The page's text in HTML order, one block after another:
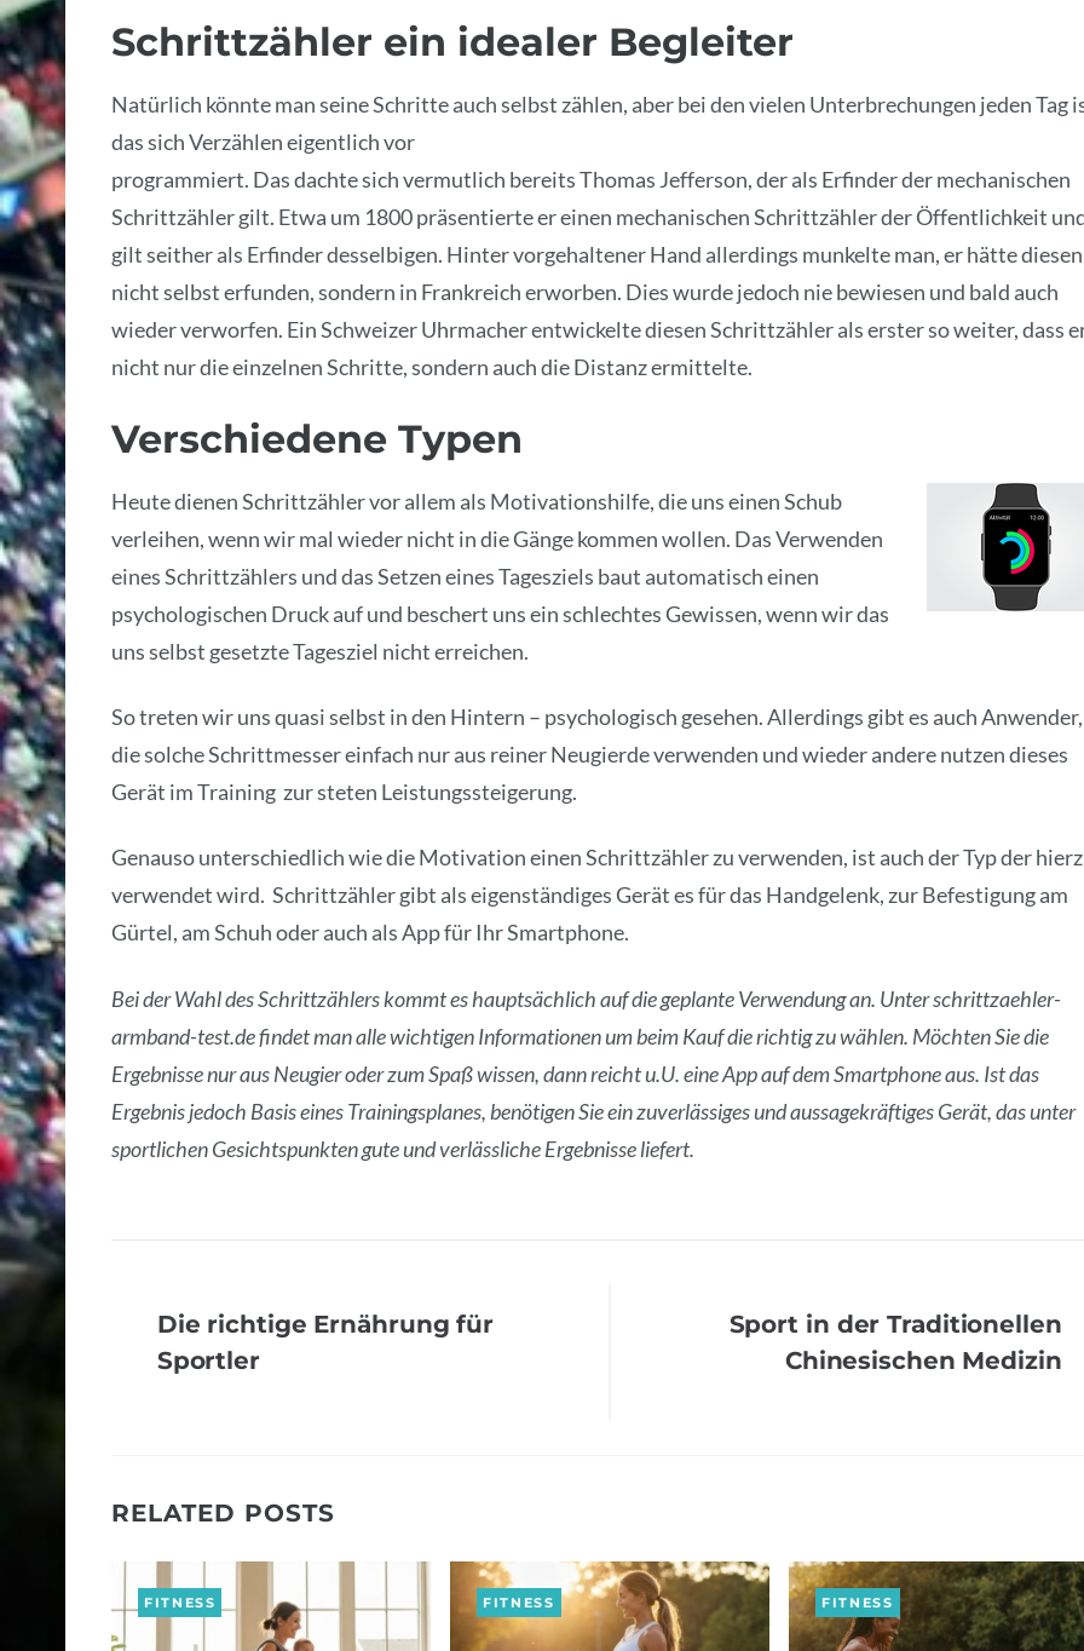
Schrittzähler ein idealer Begleiter
Natürlich könnte man seine Schritte auch selbst zählen, aber bei den vielen Unterbrechungen jeden Tag
das sich Verzählen eigentlich vor
programmiert. Das dachte sich vermutlich bereits Thomas Jefferson, der als Erfinder der mechanischen
Schrittzähler gilt. Etwa um 1800 präsentierte er einen mechanischen Schrittzähler der Öffentlichkeit
gilt seither als Erfinder desselbigen. Hinter vorgehaltener Hand allerdings munkelte man, er hätte diesen
nicht selbst erfunden, sondern in Frankreich erworben. Dies wurde jedoch nie bewiesen und bald auch
wieder verworfen. Ein Schweizer Uhrmacher entwickelte diesen Schrittzähler als erster so weiter, dass
nicht nur die einzelnen Schritte, sondern auch die Distanz ermittelte.
Verschiedene Typen
Heute dienen Schrittzähler vor allem als Motivationshilfe, die uns einen Schub
verleihen, wenn wir mal wieder nicht in die Gänge kommen wollen. Das Verwenden
eines Schrittzählers und das Setzen eines Tagesziels baut automatisch einen
psychologischen Druck auf und beschert uns ein schlechtes Gewissen, wenn wir das
uns selbst gesetzte Tagesziel nicht erreichen.
So treten wir uns quasi selbst in den Hintern – psychologisch gesehen. Allerdings gibt es auch Anwender,
die solche Schrittmesser einfach nur aus reiner Neugierde verwenden und wieder andere nutzen dieses
Gerät im Training zur steten Leistungssteigerung.
Genauso unterschiedlich wie die Motivation einen Schrittzähler zu verwenden, ist auch der Typ der
verwendet wird. Schrittzähler gibt als eigenständiges Gerät es für das Handgelenk, zur Befestigung am
Gürtel, am Schuh oder auch als App für Ihr Smartphone.
Bei der Wahl des Schrittzählers kommt es hauptsächlich auf die geplante Verwendung an. Unter schrittzaehler-
armband-test.de findet man alle wichtigen Informationen um beim Kauf die richtig zu wählen. Möchten Sie die
Ergebnisse nur aus Neugier oder zum Spaß wissen, dann reicht u.U. eine App auf dem Smartphone aus. Ist das
Ergebnis jedoch Basis eines Trainingsplanes, benötigen Sie ein zuverlässiges und aussagekräftiges Gerät, das unter
sportlichen Gesichtspunkten gute und verlässliche Ergebnisse liefert.
Die richtige Ernährung für
Sportler
Sport in der Traditionellen
Chinesischen Medizin
RELATED POSTS
FITNESS FITNESS FITNESS